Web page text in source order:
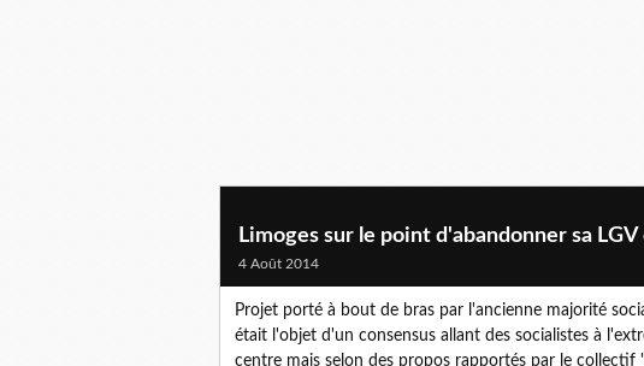
Limoges sur le point d'abandonner sa
4 Août 2014
Projet porté à bout de bras par l'ancienne majorité
était l'objet d'un consensus allant des socialistes à
centre mais selon des propos rapportés par le collectif